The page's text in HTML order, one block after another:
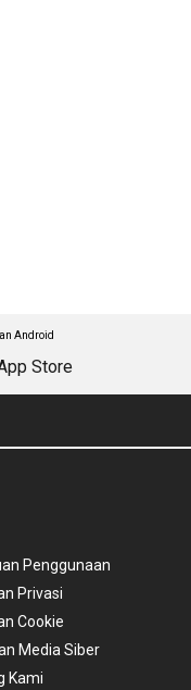
Android
Penggunaan
Privasi
Cookie
Media Siber
Kami